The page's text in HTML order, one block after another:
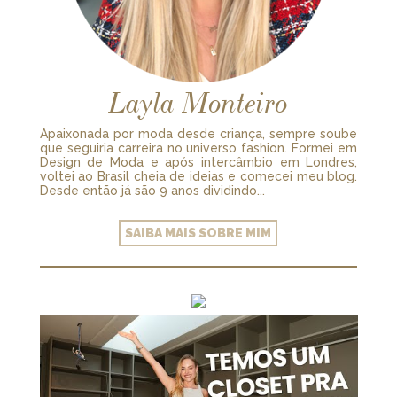
Layla Monteiro
Apaixonada por moda desde criança, sempre soube
que seguiria carreira no universo fashion. Formei em
Design de Moda e após intercâmbio em Londres,
voltei ao Brasil cheia de ideias e comecei meu blog.
Desde então já são 9 anos dividindo...
SAIBA MAIS SOBRE MIM